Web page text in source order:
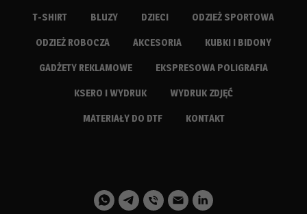
T-SHIRT BLUZY DZIECI ODZIEŻ SPORTOWA
ODZIEŻ ROBOCZA AKCESORIA KUBKI I BIDONY
GADŻETY REKLAMOWE EKSPRESOWA POLIGRAFIA
KSERO I WYDRUK WYDRUK ZDJĘĆ
MATERIAŁY DO DTF KONTAKT